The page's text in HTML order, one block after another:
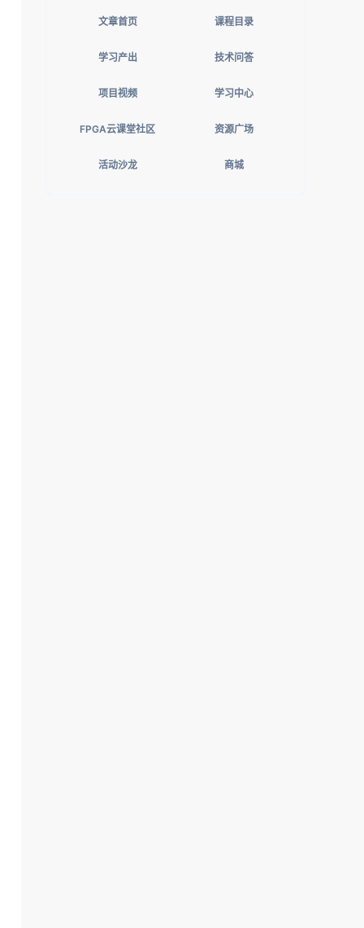
文章首页 课程目录
学习产出 技术问答
项目视频 学习中心
FPGA云课堂社区 资源广场
活动沙龙 商城